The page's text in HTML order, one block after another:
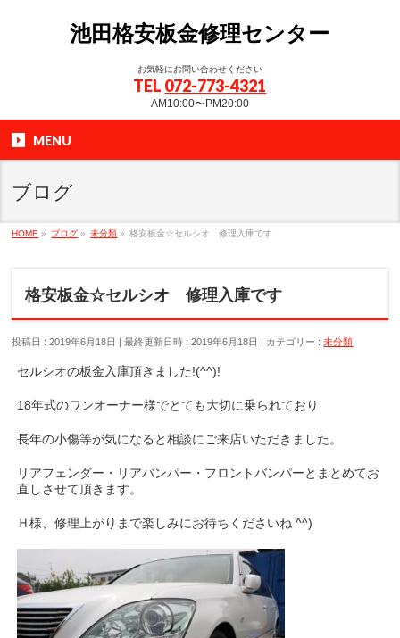
池田格安板金修理センター
お気軽にお問い合わせください
TEL 072-773-4321
AM10:00〜PM20:00
MENU
ブログ
HOME » ブログ » 未分類 » 格安板金☆セルシオ 修理入庫です
格安板金☆セルシオ 修理入庫です
投稿日 : 2019年6月18日 最終更新日時 : 2019年6月18日 カテゴリー :未分類
セルシオの板金入庫頂きました!(^^)!
18年式のワンオーナー様でとても大切に乗られており
長年の小傷等が気になると相談にご来店いただきました。
リアフェンダー・リアバンパー・フロントバンパーとまとめてお
直しさせて頂きます。
Ｈ様、修理上がりまで楽しみにお待ちくださいね ^^)